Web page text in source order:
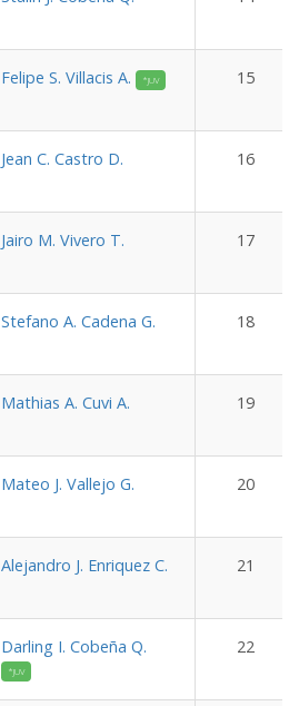
Felipe S. Villacis A. *JUV 15
Jean C. Castro D. 16
Jairo M. Vivero T. 17
Stefano A. Cadena G. 18
Mathias A. Cuvi A. 19
Mateo J. Vallejo G. 20
Alejandro J. Enriquez C. 21
Darling I. Cobeña Q.
*JUV
22